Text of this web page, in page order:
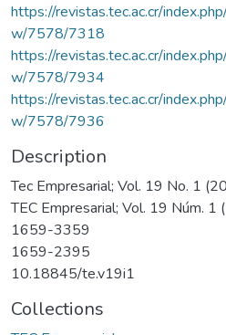
https://revistas.tec.ac.cr/
w/7578/7318
https://revistas.tec.ac.cr/
w/7578/7934
https://revistas.tec.ac.cr/
w/7578/7936
Description
Tec Empresarial; Vol. 19 No. 1
TEC Empresarial; Vol. 19 Núm.
1659-3359
1659-2395
10.18845/te.v19i1
Collections